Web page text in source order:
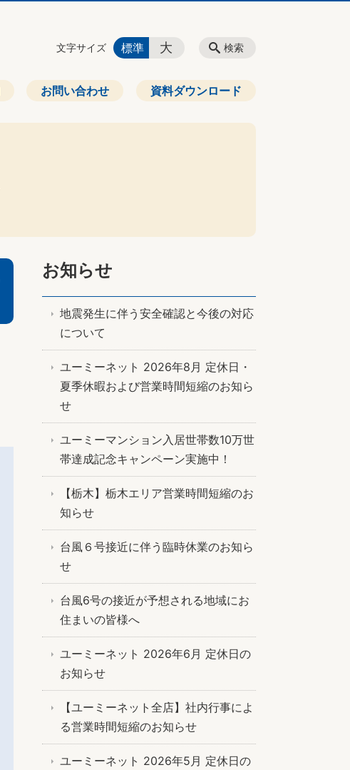
お問い合わせ 資料ダウンロード
検索
文字サイズ 標準 大
お知らせ
地震発生に伴う安全確認と今後の対応
について
ユーミーネット 2026年8月 定休日・
夏季休暇および営業時間短縮のお知ら
せ
ユーミーマンション入居世帯数10万世
帯達成記念キャンペーン実施中！
【栃木】栃木エリア営業時間短縮のお
知らせ
台風６号接近に伴う臨時休業のお知ら
せ
台風6号の接近が予想される地域にお
住まいの皆様へ
ユーミーネット 2026年6月 定休日の
お知らせ
【ユーミーネット全店】社内行事によ
る営業時間短縮のお知らせ
ユーミーネット 2026年5月 定休日の